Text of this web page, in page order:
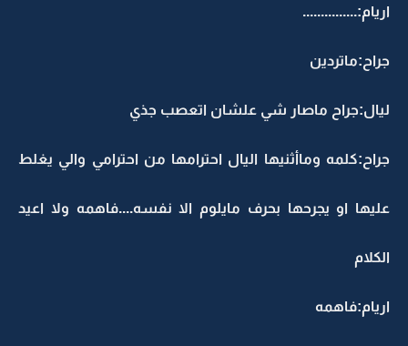
اريام:...............
جراح:ماتردين
ليال:جراح ماصار شي علشان اتعصب جذي
جراح:كلمه وماأثنيها اليال احترامها من احترامي والي يغلط
عليها او يجرحها بحرف مايلوم الا نفسه....فاهمه ولا اعيد
الكلام
اريام:فاهمه